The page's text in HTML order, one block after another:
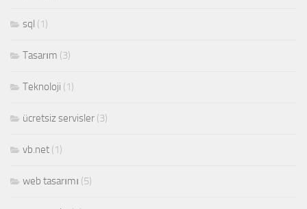
sql (1)
Tasarım (3)
Teknoloji (1)
ücretsiz servisler (3)
vb.net (1)
web tasarımı (5)